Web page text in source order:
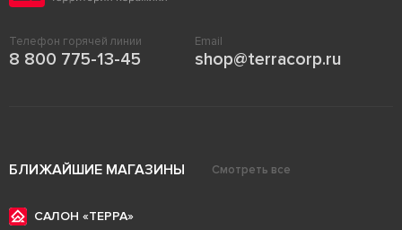
Телефон горячей линии
8 800 775-13-45
Email
shop@terracorp.ru
БЛИЖАЙШИЕ МАГАЗИНЫ Смотреть все
САЛОН «ТЕРРА»